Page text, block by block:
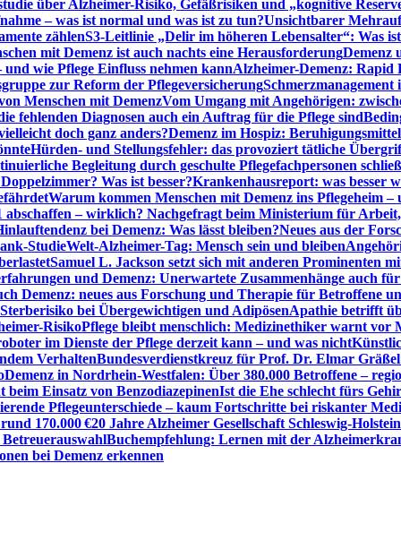
über Alzheimer-Risiko, Gefäßrisiken und „kognitive
– was ist normal und was ist zu tun?Unsichtbarer
zählenS3-Leitlinie „Delir im höheren Lebensalter“: Was
mit Demenz ist auch nachts eine HerausforderungDemenz
wie Pflege Einfluss nehmen kannAlzheimer-Demenz:
zur Reform der Pflegeversicherung
Menschen mit DemenzVom Umgang mit Angehörigen:
fehlenden Diagnosen auch ein Auftrag für die Pflege sind
doch ganz anders?Demenz im Hospiz:
Hürden- und Stellungsfehler: das provoziert tätliche
Begleitung durch geschulte Pflegefachpersonen
Was ist besser?Krankenhausreport: was besser
Warum kommen Menschen mit Demenz ins Pflegeheim
abschaffen – wirklich? Nachgefragt beim Ministerium für
bei Demenz: Was lässt bleiben?Neues aus der
StudieWelt-Alzheimer-Tag: Mensch sein und bleiben
Samuel L. Jackson setzt sich mit anderen Prominenten
und Demenz: Unerwartete Zusammenhänge auch
Demenz: neues aus Forschung und Therapie für Betroffene
bei Übergewichtigen und AdipösenApathie betrifft
RisikoPflege bleibt menschlich: Medizinethiker warnt vor
im Dienste der Pflege derzeit kann – und was nicht
VerhaltenBundesverdienstkreuz für Prof. Dr. Elmar
Demenz in Nordrhein-Westfalen: Über 380.000 Betroffene –
Einsatz von BenzodiazepinenIst die Ehe schlecht fürs
Pflegeunterschiede – kaum Fortschritte bei riskanter
170.000 €20 Jahre Alzheimer Gesellschaft Schleswig-
Buchempfehlung: Lernen mit der
bei Demenz erkennen